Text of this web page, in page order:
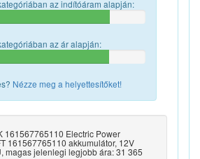
az indítóáram alapján:
az ár alapján:
Nézze meg a helyettesítőket!
161567765110 Electric Power
161567765110 akkumulátor, 12V
magas jelenlegi legjobb ára: 31 365